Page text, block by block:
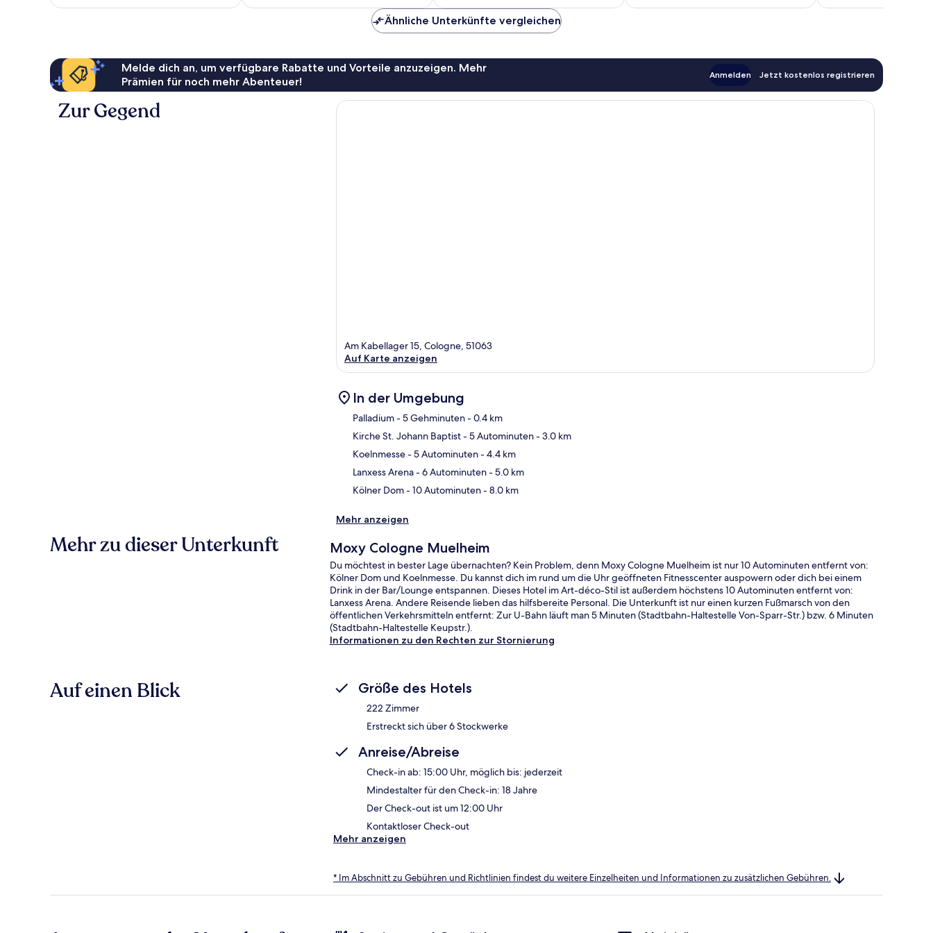
Bewertungen
Bewertungen
Ähnliche Unterkünfte vergleichen
Melde dich an, um verfügbare Rabatte und Vorteile anzuzeigen. Mehr
Prämien für noch mehr Abenteuer!
Anmelden Jetzt kostenlos registrieren
Zur Gegend
Am Kabellager 15, Cologne, 51063
Auf Karte anzeigen
In der Umgebung
Palladium- 5 Gehminuten- 0.4 km
Kirche St. Johann Baptist- 5 Autominuten- 3.0 km
Koelnmesse- 5 Autominuten- 4.4 km
Lanxess Arena- 6 Autominuten- 5.0 km
Kölner Dom- 10 Autominuten- 8.0 km
Mehr anzeigen
Mehr zu dieser Unterkunft Moxy Cologne Muelheim
Du möchtest in bester Lage übernachten? Kein Problem, denn Moxy Cologne Muelheim ist nur 10 Autominuten entfernt von:
Kölner Dom und Koelnmesse. Du kannst dich im rund um die Uhr geöffneten Fitnesscenter auspowern oder dich bei einem
Drink in der Bar/Lounge entspannen. Dieses Hotel im Art-déco-Stil ist außerdem höchstens 10 Autominuten entfernt von:
Lanxess Arena. Andere Reisende lieben das hilfsbereite Personal. Die Unterkunft ist nur einen kurzen Fußmarsch von den
öffentlichen Verkehrsmitteln entfernt: Zur U-Bahn läuft man 5 Minuten (Stadtbahn-Haltestelle Von-Sparr-Str.) bzw. 6 Minuten
(Stadtbahn-Haltestelle Keupstr.).
Informationen zu den Rechten zur Stornierung
Auf einen Blick Größe des Hotels
222 Zimmer
Erstreckt sich über 6 Stockwerke
Anreise/Abreise
Check-in ab: 15:00 Uhr, möglich bis: jederzeit
Mindestalter für den Check-in: 18 Jahre
Der Check-out ist um 12:00 Uhr
Kontaktloser Check-out
Mehr anzeigen
* Im Abschnitt zu Gebühren und Richtlinien findest du weitere Einzelheiten und Informationen zu zusätzlichen Gebühren.